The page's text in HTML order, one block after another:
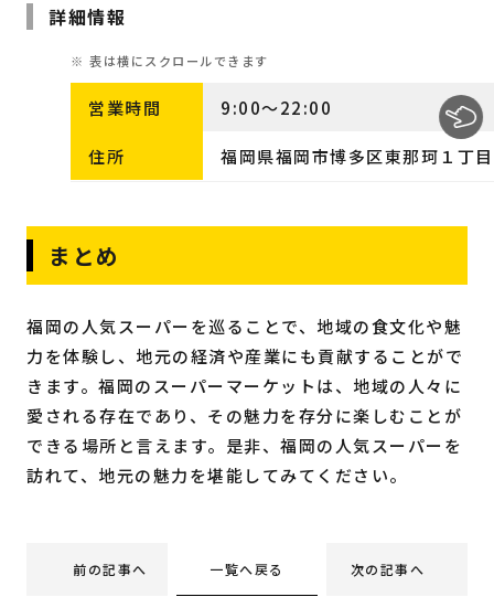
詳細情報
営業時間 9:00～22:00
住所 福岡県福岡市博多区東那珂１丁
まとめ
福岡の人気スーパーを巡ることで、地域の食文化や魅
力を体験し、地元の経済や産業にも貢献することがで
きます。福岡のスーパーマーケットは、地域の人々に
愛される存在であり、その魅力を存分に楽しむことが
できる場所と言えます。是非、福岡の人気スーパーを
訪れて、地元の魅力を堪能してみてください。
前の記事へ 一覧へ戻る 次の記事へ